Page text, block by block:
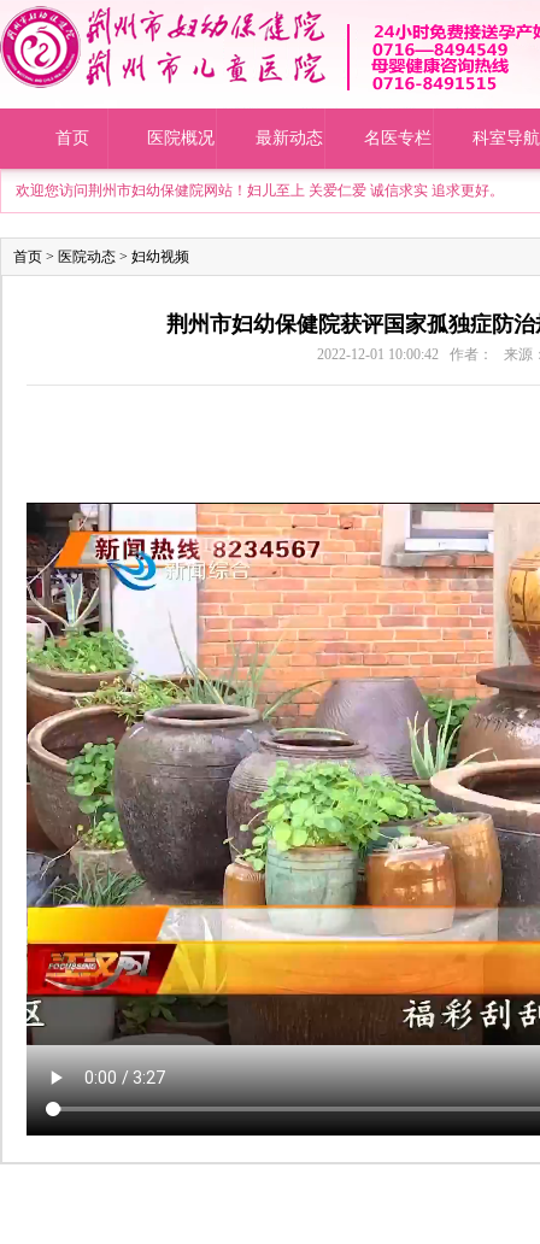
首页 医院概况 最新动态 名医专栏 科室导航
欢迎您访问荆州市妇幼保健院网站！妇儿至上 关爱仁爱 诚信求实 追求更好。
首页 > 医院动态 > 妇幼视频
荆州市妇幼保健院获评国家孤独症防
2022-12-01 10:00:42 作者： 来